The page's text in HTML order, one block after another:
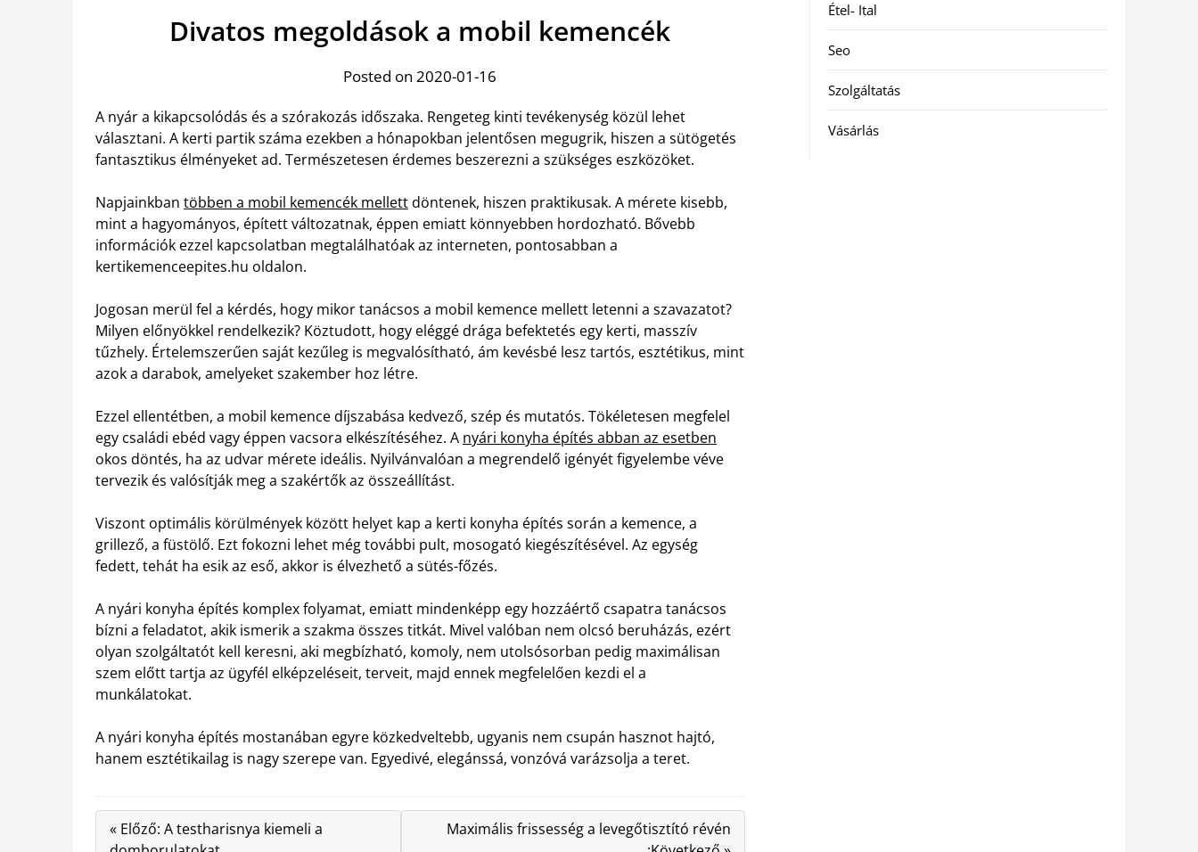
Divatos megoldások a mobil kemencék
Posted on 2020-01-16
A nyár a kikapcsolódás és a szórakozás időszaka. Rengeteg kinti tevékenység közül lehet
választani. A kerti partik száma ezekben a hónapokban jelentősen megugrik, hiszen a sütögetés
fantasztikus élményeket ad. Természetesen érdemes beszerezni a szükséges eszközöket.
Napjainkban többen a mobil kemencék mellettdöntenek, hiszen praktikusak. A mérete kisebb,
mint a hagyományos, épített változatnak, éppen emiatt könnyebben hordozható. Bővebb
információk ezzel kapcsolatban megtalálhatóak az interneten, pontosabban a
kertikemenceepites.hu oldalon.
Jogosan merül fel a kérdés, hogy mikor tanácsos a mobil kemence mellett letenni a szavazatot?
Milyen előnyökkel rendelkezik? Köztudott, hogy eléggé drága befektetés egy kerti, masszív
tűzhely. Értelemszerűen saját kezűleg is megvalósítható, ám kevésbé lesz tartós, esztétikus, mint
azok a darabok, amelyeket szakember hoz létre.
Ezzel ellentétben, a mobil kemence díjszabása kedvező, szép és mutatós. Tökéletesen megfelel
egy családi ebéd vagy éppen vacsora elkészítéséhez. A nyári konyha építés abban az esetben
okos döntés, ha az udvar mérete ideális. Nyilvánvalóan a megrendelő igényét figyelembe véve
tervezik és valósítják meg a szakértők az összeállítást.
Viszont optimális körülmények között helyet kap a kerti konyha építés során a kemence, a
grillező, a füstölő. Ezt fokozni lehet még további pult, mosogató kiegészítésével. Az egység
fedett, tehát ha esik az eső, akkor is élvezhető a sütés-főzés.
A nyári konyha építés komplex folyamat, emiatt mindenképp egy hozzáértő csapatra tanácsos
bízni a feladatot, akik ismerik a szakma összes titkát. Mivel valóban nem olcsó beruházás, ezért
olyan szolgáltatót kell keresni, aki megbízható, komoly, nem utolsósorban pedig maximálisan
szem előtt tartja az ügyfél elképzeléseit, terveit, majd ennek megfelelően kezdi el a
munkálatokat.
A nyári konyha építés mostanában egyre közkedveltebb, ugyanis nem csupán hasznot hajtó,
hanem esztétikailag is nagy szerepe van. Egyedivé, elegánssá, vonzóvá varázsolja a teret.
« Előző: A testharisnya kiemeli a
Maximális frissesség a levegőtisztító révén
Étel- Ital
Seo
Szolgáltatás
Vásárlás